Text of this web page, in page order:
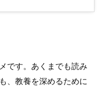
です。あくまでも読み
、教養を深めるために